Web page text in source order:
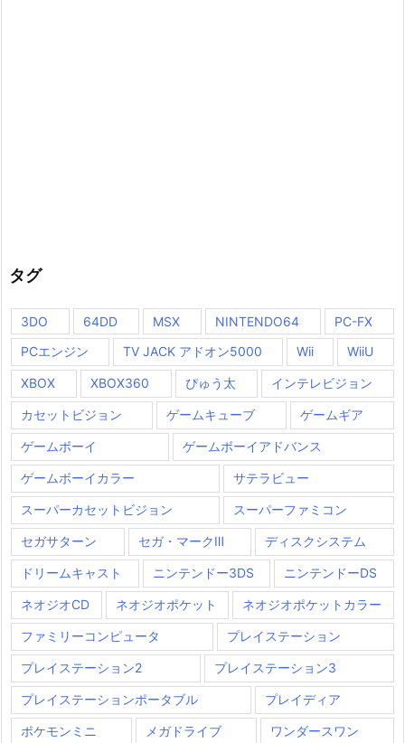
タグ
3DO 64DD MSX NINTENDO64
PC-FX
PCエンジン
TV JACK アドオン5000 Wii WiiU
XBOX XBOX360 ぴゅう太 インテレビジョン
カセットビジョン ゲームキューブ ゲームギア
ゲームボーイ ゲームボーイアドバンス
ゲームボーイカラー サテラビュー
スーパーカセットビジョン スーパーファミコン
セガサターン セガ・マークⅢ ディスクシステム
ドリームキャスト ニンテンドー3DS ニンテンドーDS
ネオジオCD ネオジオポケット ネオジオポケットカラー
ファミリーコンピュータ プレイステーション
プレイステーション2 プレイステーション3
プレイステーションポータブル プレイディア
ポケモンミニ メガドライブ ワンダースワン